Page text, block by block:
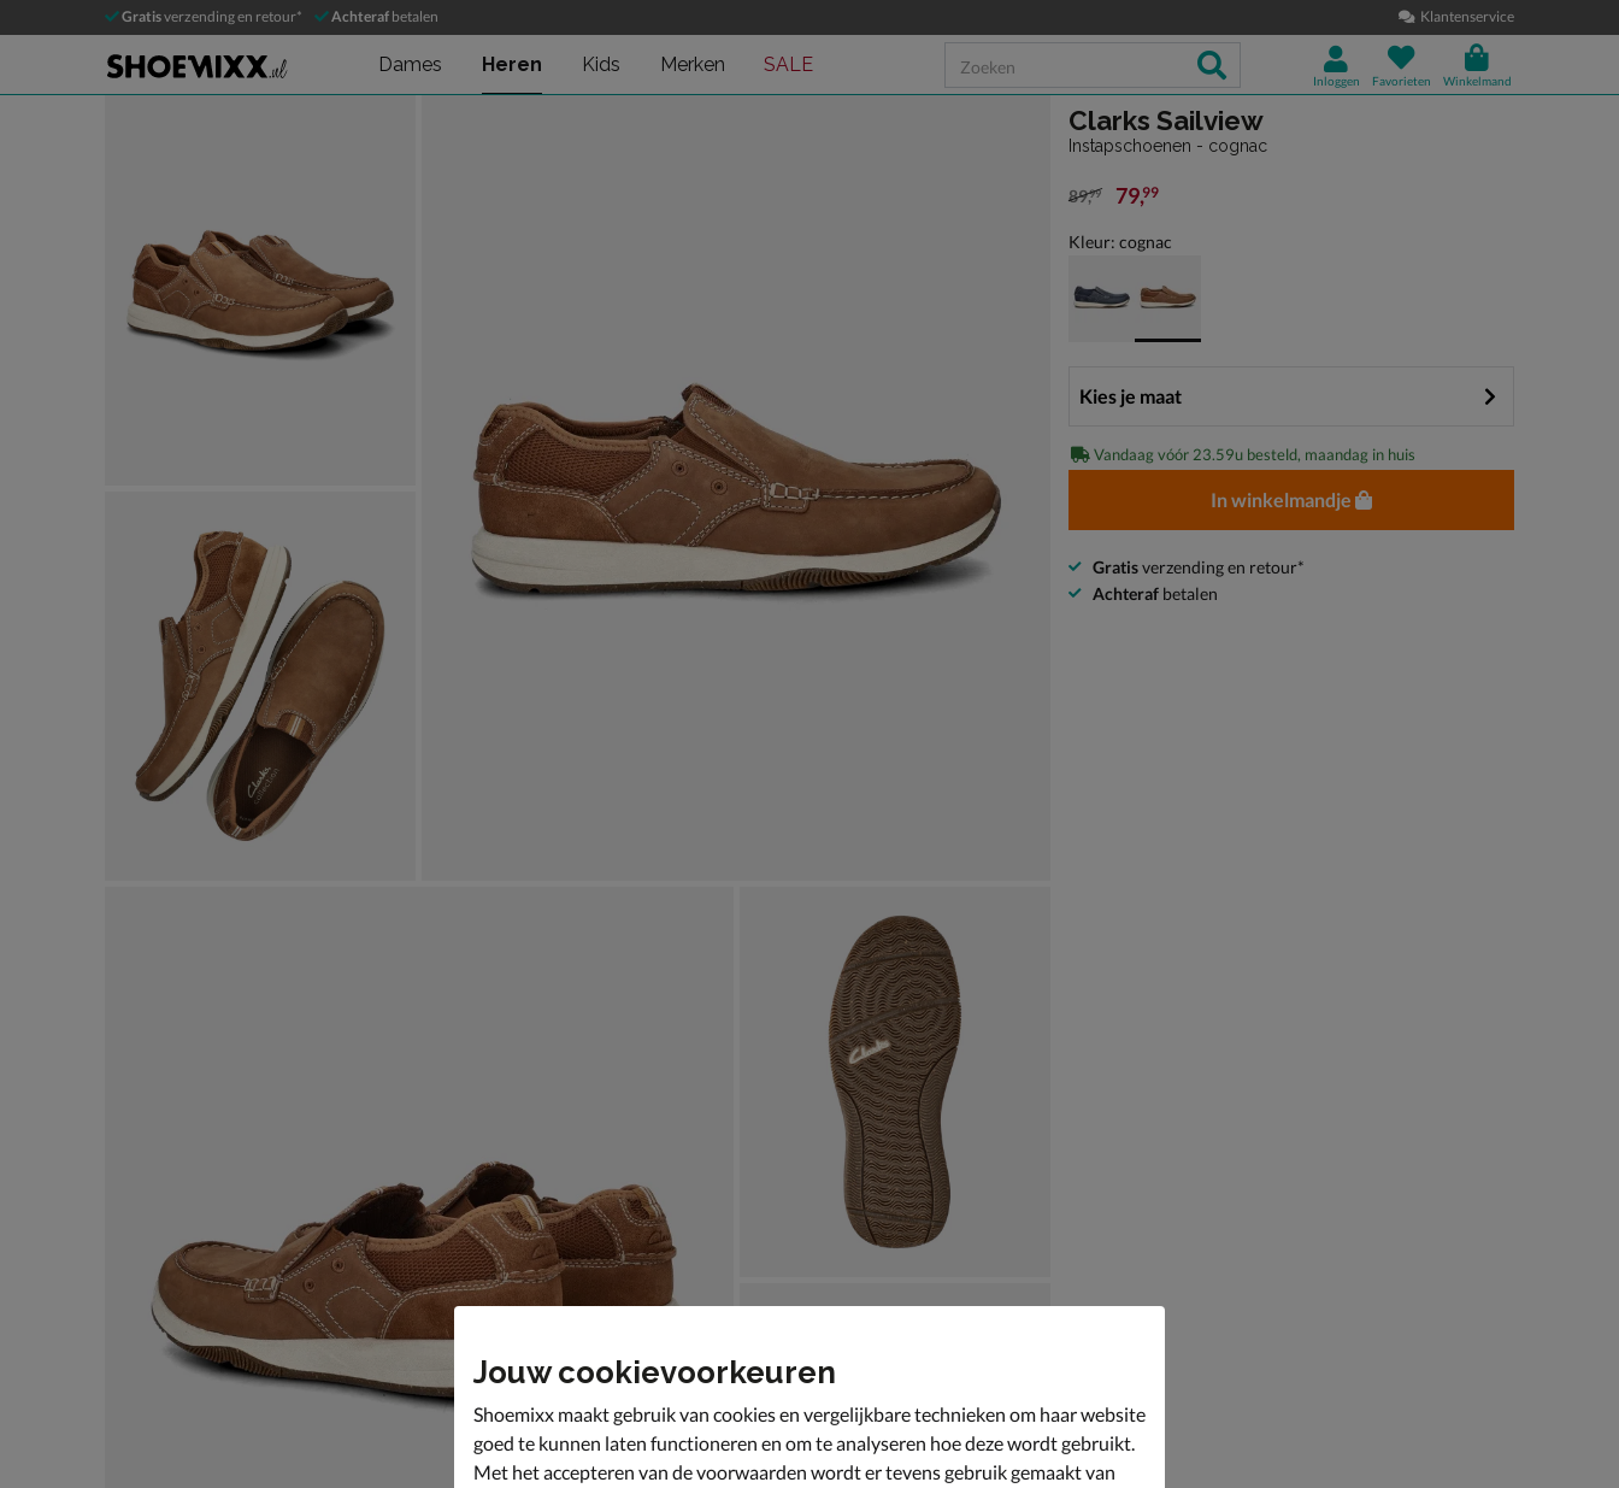
Gratisverzending en retour* Achteraf betalen Klantenservice
Dames Heren Kids Merken SALE
Inloggen Favorieten Winkelmand
Clarks Sailview
Instapschoenen
Clarks Sailview
Instapschoenen - cognac
van € 89,99 voor € 79,99
89,99 79,99
Kleur: cognac
Kies je maat
Vandaag vóór 23.59u besteld, maandag in huis
In winkelmandje
Gratisverzending en retour*
Achteraf betalen
Jouw cookievoorkeuren
Shoemixx maakt gebruik van cookies en vergelijkbare technieken om haar website
goed te kunnen laten functioneren en om te analyseren hoe deze wordt gebruikt.
Met het accepteren van de voorwaarden wordt er tevens gebruik gemaakt van